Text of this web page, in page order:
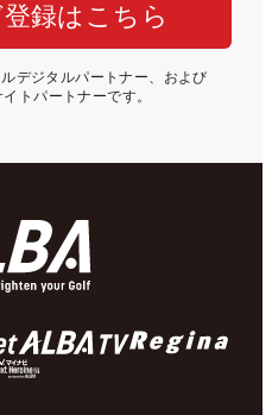
録はこちら
デジタルパートナー、および
トパートナーです。